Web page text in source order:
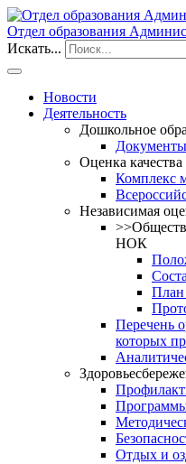
Отдел образования
Искать...
Новости
Деятельность
Дошкольное
Документы
Оценка качества
Комплекс
Независимая
НОК
План
Перечень
которых
Отдых и